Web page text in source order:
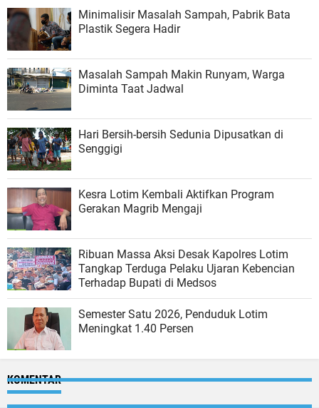
Minimalisir Masalah Sampah, Pabrik Bata
Plastik Segera Hadir
Masalah Sampah Makin Runyam, Warga
Diminta Taat Jadwal
Hari Bersih-bersih Sedunia Dipusatkan di
Senggigi
Kesra Lotim Kembali Aktifkan Program
Gerakan Magrib Mengaji
Ribuan Massa Aksi Desak Kapolres Lotim
Tangkap Terduga Pelaku Ujaran Kebencian
Terhadap Bupati di Medsos
Semester Satu 2026, Penduduk Lotim
Meningkat 1.40 Persen
KOMENTAR